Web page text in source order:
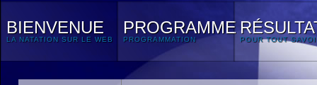
BIENVENUE
LA NATATION SUR LE WEB
PROGRAMME
PROGRAMMATION POUR TOUT